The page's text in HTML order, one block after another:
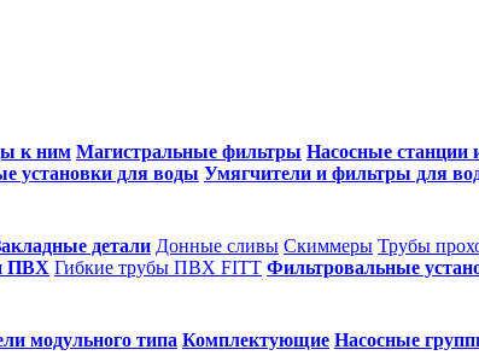
к ним Магистральные фильтры Насосные станции
установки для воды Умягчители и фильтры для
детали Донные сливы Скиммеры Трубы
ПВХ Гибкие трубы ПВХ FITT Фильтровальные
модульного типа Комплектующие Насосные